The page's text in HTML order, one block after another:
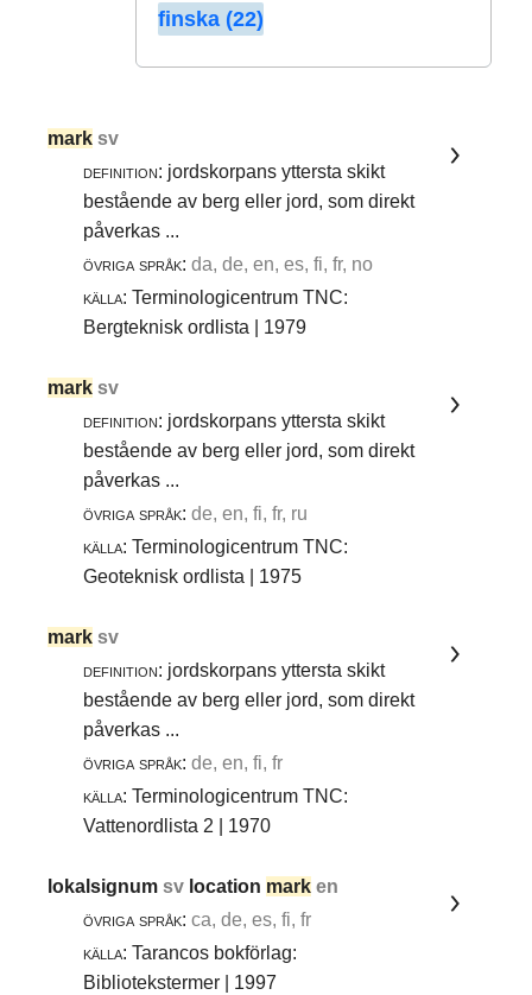
finska (22)
mark sv
definition: jordskorpans yttersta skikt
bestående av berg eller jord, som direkt
påverkas ...
övriga språk: da, de, en, es, fi, fr, no
källa: Terminologicentrum TNC:
Bergteknisk ordlista | 1979
mark sv
definition: jordskorpans yttersta skikt
bestående av berg eller jord, som direkt
påverkas ...
övriga språk: de, en, fi, fr, ru
källa: Terminologicentrum TNC:
Geoteknisk ordlista | 1975
mark sv
definition: jordskorpans yttersta skikt
bestående av berg eller jord, som direkt
påverkas ...
övriga språk: de, en, fi, fr
källa: Terminologicentrum TNC:
Vattenordlista 2 | 1970
lokalsignumsv location mark en
övriga språk: ca, de, es, fi, fr
källa: Tarancos bokförlag:
Bibliotekstermer | 1997